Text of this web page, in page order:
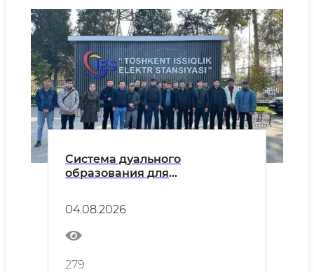
Система дуального
образования для
04.08.2026
279